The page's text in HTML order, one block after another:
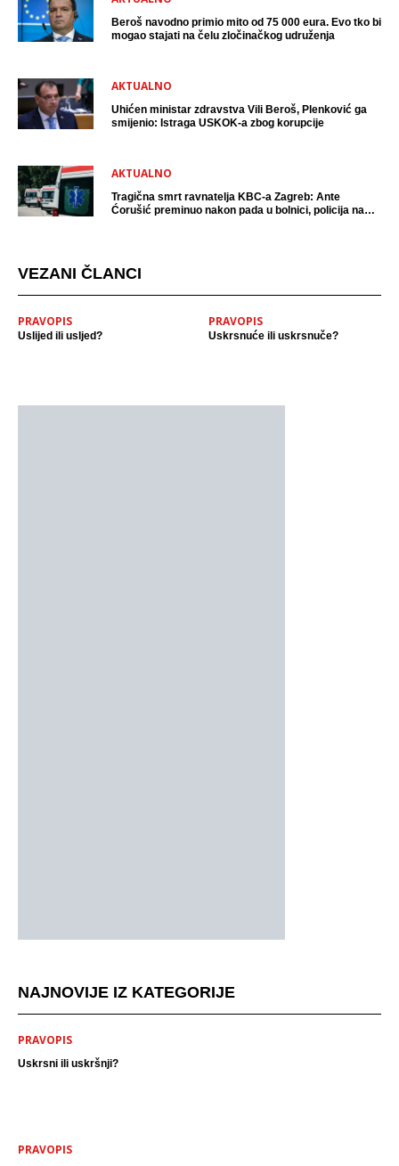
Beroš navodno primio mito od 75 000 eura. Evo tko bi
mogao stajati na čelu zločinačkog udruženja
AKTUALNO
Uhićen ministar zdravstva Vili Beroš, Plenković ga
smijenio: Istraga USKOK-a zbog korupcije
AKTUALNO
Tragična smrt ravnatelja KBC-a Zagreb: Ante
Ćorušić preminuo nakon pada u bolnici, policija na
VEZANI ČLANCI
PRAVOPIS
Uslijed ili usljed?
PRAVOPIS
Uskrsnuće ili uskrsnuče?
NAJNOVIJE IZ KATEGORIJE
PRAVOPIS
Uskrsni ili uskršnji?
PRAVOPIS